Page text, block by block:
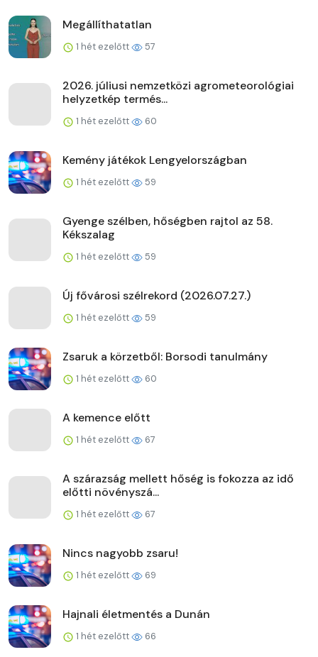
Megállíthatatlan
1 hét ezelőtt 57
2026. júliusi nemzetközi agrometeorológiai
helyzetkép termés...
1 hét ezelőtt 60
Kemény játékok Lengyelországban
1 hét ezelőtt 59
Gyenge szélben, hőségben rajtol az 58.
Kékszalag
1 hét ezelőtt 59
Új fővárosi szélrekord (2026.07.27.)
1 hét ezelőtt 59
Zsaruk a körzetből: Borsodi tanulmány
1 hét ezelőtt 60
A kemence előtt
1 hét ezelőtt 67
A szárazság mellett hőség is fokozza az idő
előtti növényszá...
1 hét ezelőtt 67
Nincs nagyobb zsaru!
1 hét ezelőtt 69
Hajnali életmentés a Dunán
1 hét ezelőtt 66